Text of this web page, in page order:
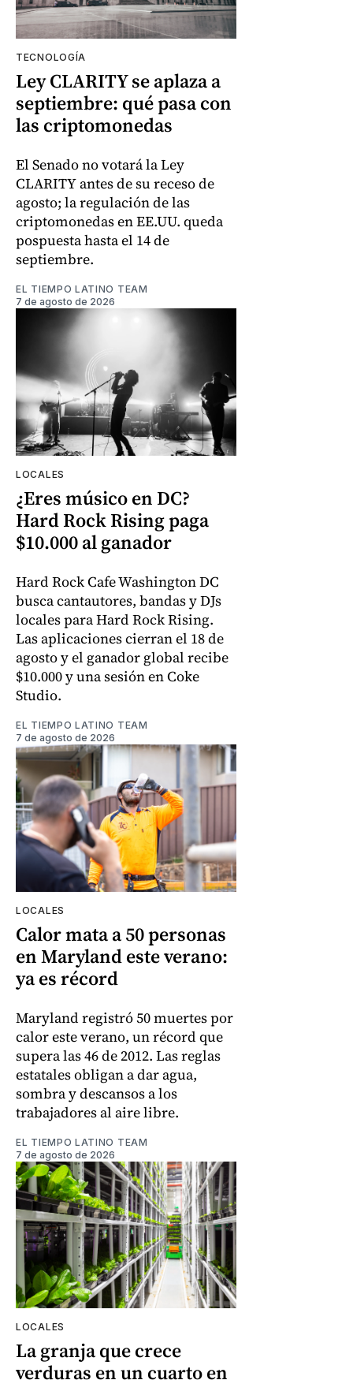
TECNOLOGÍA
Ley CLARITY se aplaza a
septiembre: qué pasa con
las criptomonedas
El Senado no votará la Ley
CLARITY antes de su receso de
agosto; la regulación de las
criptomonedas en EE.UU. queda
pospuesta hasta el 14 de
septiembre.
EL TIEMPO LATINO TEAM
7 de agosto de 2026
LOCALES
¿Eres músico en DC?
Hard Rock Rising paga
$10.000 al ganador
Hard Rock Cafe Washington DC
busca cantautores, bandas y DJs
locales para Hard Rock Rising.
Las aplicaciones cierran el 18 de
agosto y el ganador global recibe
$10.000 y una sesión en Coke
Studio.
EL TIEMPO LATINO TEAM
7 de agosto de 2026
LOCALES
Calor mata a 50 personas
en Maryland este verano:
ya es récord
Maryland registró 50 muertes por
calor este verano, un récord que
supera las 46 de 2012. Las reglas
estatales obligan a dar agua,
sombra y descansos a los
trabajadores al aire libre.
EL TIEMPO LATINO TEAM
7 de agosto de 2026
LOCALES
La granja que crece
verduras en un cuarto en